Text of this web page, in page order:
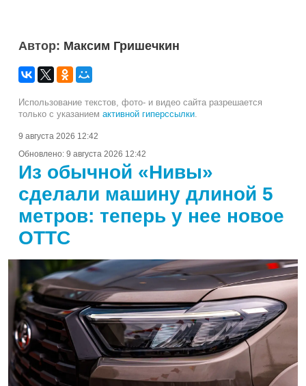
Автор: Максим Гришечкин
Использование текстов, фото- и видео сайта разрешается
только с указанием активной гиперссылки
9 августа 2026 12:42
Обновлено: 9 августа 2026 12:42
Из обычной «Нивы»
сделали машину длиной 5
метров: теперь у нее новое
ОТТС